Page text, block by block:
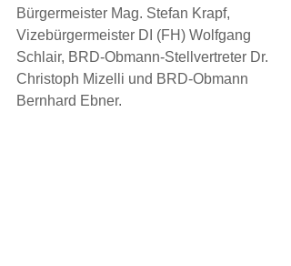
Bürgermeister Mag. Stefan Krapf,
Vizebürgermeister DI (FH) Wolfgang
Schlair, BRD-Obmann-Stellvertreter Dr.
Christoph Mizelli und BRD-Obmann
Bernhard Ebner.